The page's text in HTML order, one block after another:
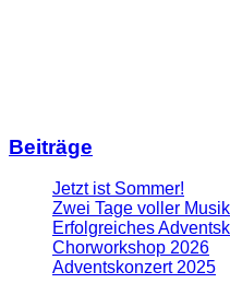
Beiträge
Jetzt ist Sommer!
Zwei Tage voller
Erfolgreiches
Chorworkshop 2026
Adventskonzert 2025